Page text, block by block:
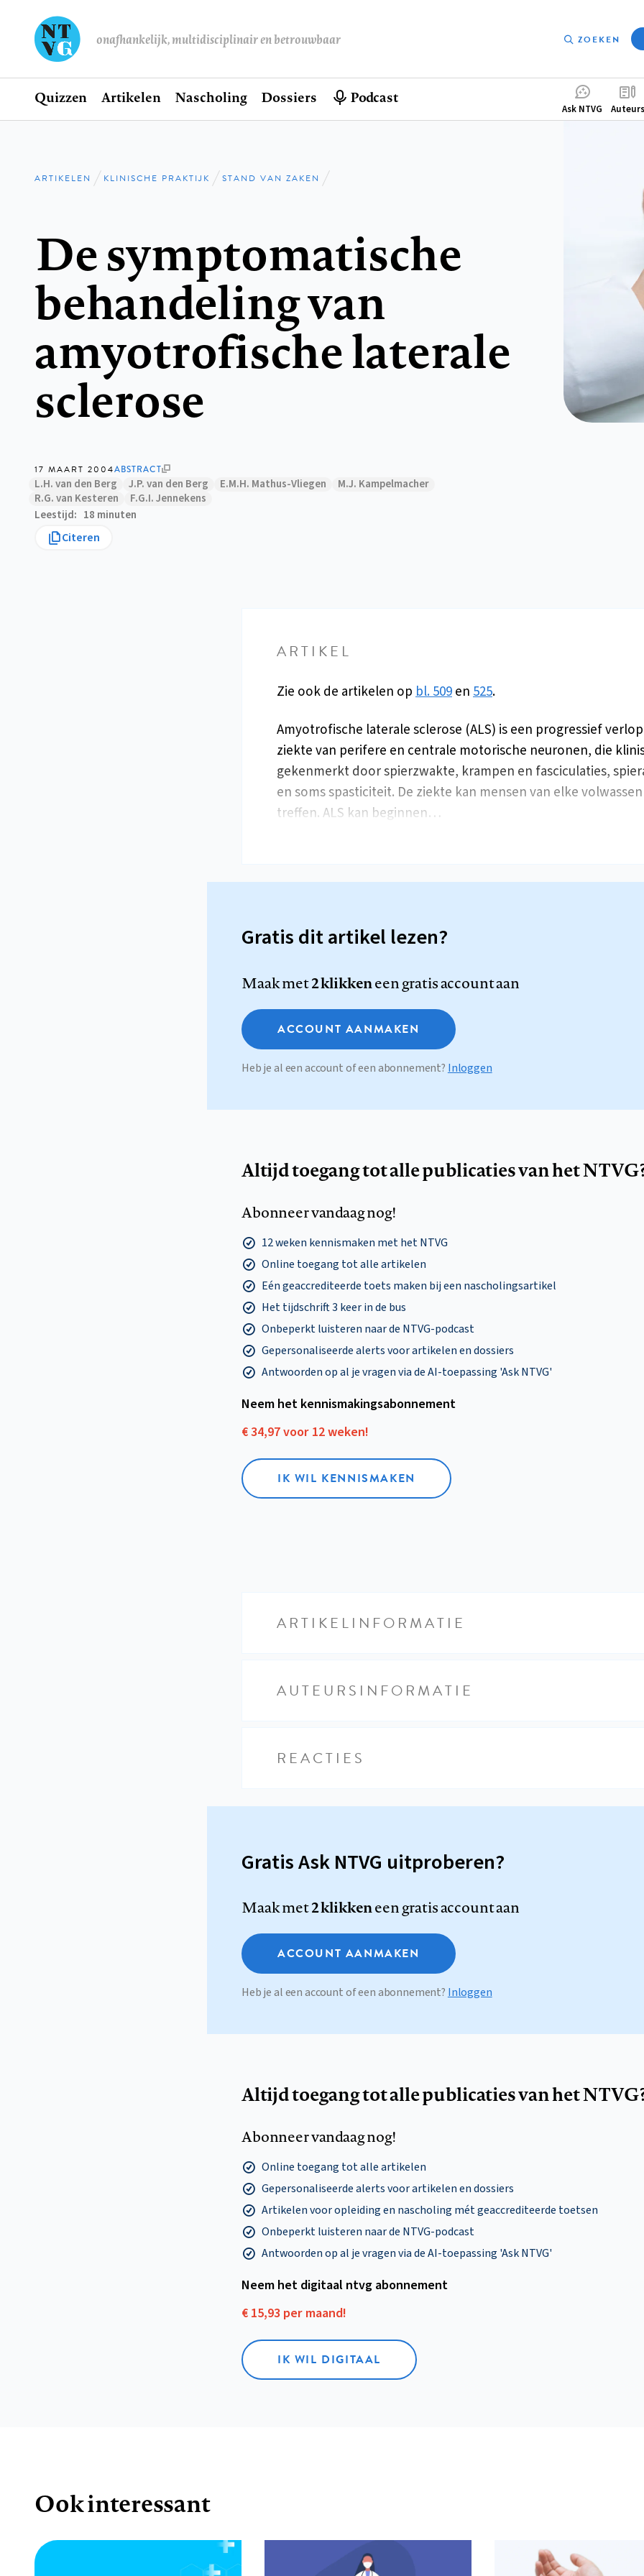
onafhankelijk, multidisciplinair en betrouwbaar ZOEKEN
Hoofdnavigatie
Home
Quizzen Artikelen Nascholing Dossiers Podcast
Ask NTVG Auteurs
Kruimelpad
ARTIKELEN KLINISCHE PRAKTIJK STAND VAN ZAKEN
De symptomatische
behandeling van
amyotrofische laterale
sclerose
17 MAART 2004ABSTRACT
L.H. van den Berg J.P. van den Berg E.M.H. Mathus-Vliegen
M.J. Kampelmacher
R.G. van Kesteren
F.G.I. Jennekens
Leestijd
18 minuten
Citeren
ARTIKEL
Zie ook de artikelen opbl. 509en525.
Amyotrofische laterale sclerose (ALS) is een progressief
ziekte van perifere en centrale motorische neuronen, die
gekenmerkt door spierzwakte, krampen en fasciculaties,
en soms spasticiteit. De ziekte kan mensen van elke
treffen. ALS kan beginnen…
Gratis dit artikel lezen?
Maak met2 klikkeneen gratis account aan
ACCOUNT AANMAKEN
Heb je al een account of een abonnement? Inloggen
Altijd toegang tot alle publicaties van het
Abonneer vandaag nog!
12 weken kennismaken met het NTVG
Online toegang tot alle artikelen
Eén geaccrediteerde toets maken bij een nascholingsartikel
Het tijdschrift 3 keer in de bus
Onbeperkt luisteren naar de NTVG-podcast
Gepersonaliseerde alerts voor artikelen en dossiers
Antwoorden op al je vragen via de AI-toepassing 'Ask NTVG'
Neem het kennismakings­abonnement
€ 34,97 voor 12 weken!
IK WIL KENNISMAKEN
ARTIKELINFORMATIE
AUTEURSINFORMATIE
REACTIES
Gratis Ask NTVG uitproberen?
Maak met2 klikkeneen gratis account aan
ACCOUNT AANMAKEN
Heb je al een account of een abonnement? Inloggen
Altijd toegang tot alle publicaties van het
Abonneer vandaag nog!
Online toegang tot alle artikelen
Gepersonaliseerde alerts voor artikelen en dossiers
Artikelen voor opleiding en nascholing mét geaccrediteerde toetsen
Onbeperkt luisteren naar de NTVG-podcast
Antwoorden op al je vragen via de AI-toepassing 'Ask NTVG'
Neem het digitaal ntvg abonnement
€ 15,93 per maand!
IK WIL DIGITAAL
Ook interessant